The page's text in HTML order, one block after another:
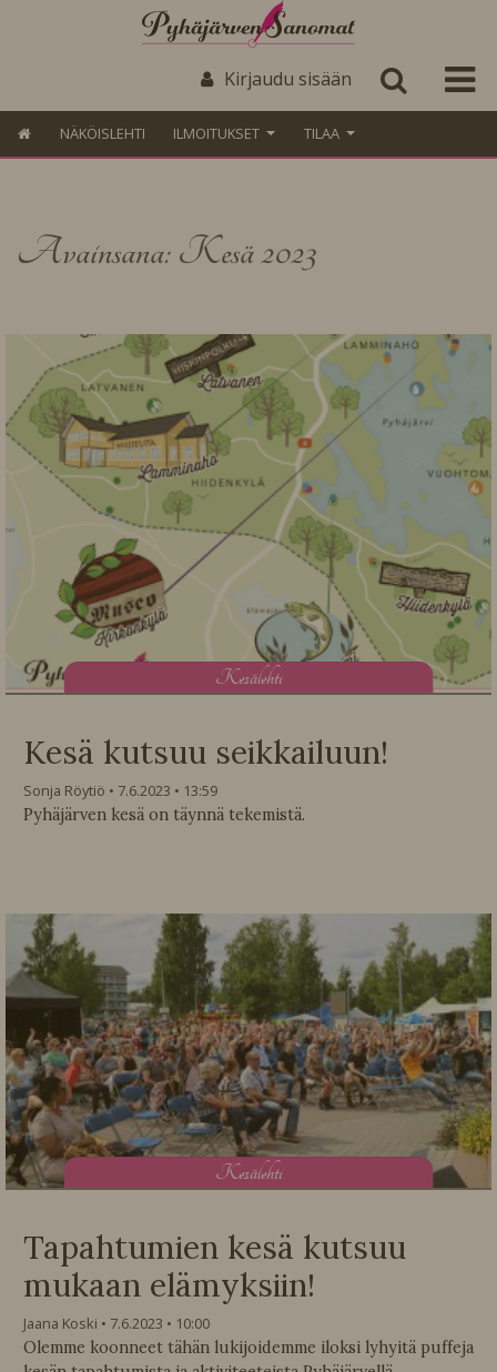
Kirjaudu sisään
NÄKÖISLEHTI ILMOITUKSET TILAA
Avainsana: Kesä 2023
Kesälehti
Kesä kutsuu seikkailuun!
Sonja Röytiö 7.6.2023
13:59
Pyhäjärven kesä on täynnä tekemistä.
Kesälehti
Tapahtumien kesä kutsuu
mukaan elämyksiin!
Jaana Koski 7.6.2023
10:00
Olemme koonneet tähän lukijoidemme iloksi lyhyitä puffeja